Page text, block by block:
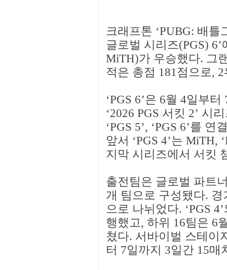
크래프톤 ‘PUBG: 배틀
글로벌 시리즈(PGS)
MiTH)가 우승했다. 그
적은 총점 181점으로,
‘PGS 6’은 6월 4일부
‘2026 PGS 서킷 2’ 시
‘PGS 5’, ‘PGS 6’를
앞서 ‘PGS 4’는 MiTH,
지막 시리즈에서 서킷
출전팀은 글로벌 파트
개 팀으로 구성됐다.
으로 나뉘었다. ‘PGS
행했고, 하위 16팀은 6
쳤다. 서바이벌 스테이
터 7일까지 3일간 15